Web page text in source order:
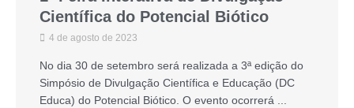
Científica do Potencial Biótico
4 de agosto de 2023
No dia 30 de setembro será realizada a 3ª edição do
Simpósio de Divulgação Científica e Educação (DC
Educa) do Potencial Biótico. O evento ocorrerá ...